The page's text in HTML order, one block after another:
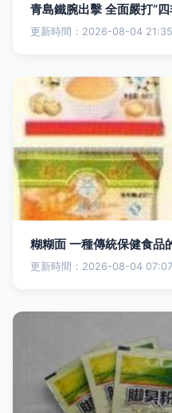
青島鐵腕出擊 全面嚴打“
更新時間：2026-08-04
糊糊面 一種傳統保健食品
更新時間：2026-08-04